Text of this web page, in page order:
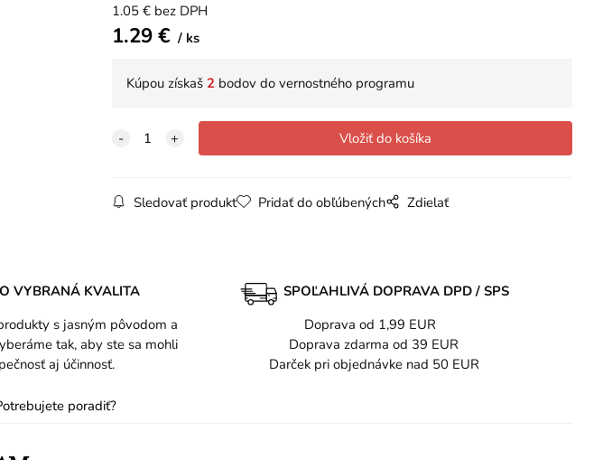
1.05€ bez DPH
1.29€ ks
Kúpou získaš 2bodov do vernostného programu
Sledovať produkt Pridať do obľúbených Zdielať
VYBRANÁ KVALITA
s jasným pôvodom a
tak, aby ste sa mohli
aj účinnosť.
SPOĽAHLIVÁ DOPRAVA DPD / SPS
Doprava od 1,99 EUR
Doprava zdarma od 39 EUR
Darček pri objednávke nad 50 EUR
poradiť?